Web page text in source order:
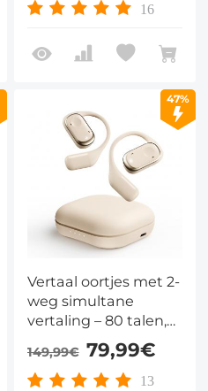
16
47%
Vertaal oortjes met 2-
weg simultane
vertaling – 80 talen,
15 offline, 5 modi &
open-ear – voor
reizen en zakelijk
149,99€ 79,99€
13